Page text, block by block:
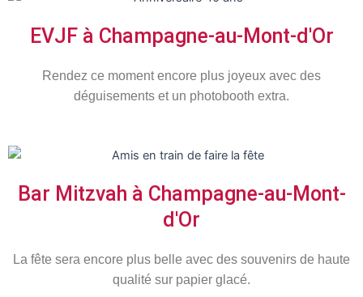
EVJF à Champagne-au-Mont-d'Or
Rendez ce moment encore plus joyeux avec des
déguisements et un photobooth extra.
Bar Mitzvah à Champagne-au-Mont-
d'Or
La fête sera encore plus belle avec des souvenirs de haute
qualité sur papier glacé.